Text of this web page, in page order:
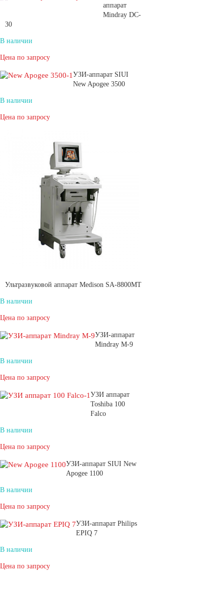
аппарат
Mindray DC-
30
В наличии
Цена по запросу
УЗИ-аппарат SIUI
New Apogee 3500
В наличии
Цена по запросу
Ультразвуковой аппарат Medison SA-8800MT
В наличии
Цена по запросу
УЗИ-аппарат
Mindray M-9
В наличии
Цена по запросу
УЗИ аппарат
Toshiba 100
Falco
В наличии
Цена по запросу
УЗИ-аппарат SIUI New
Apogee 1100
В наличии
Цена по запросу
УЗИ-аппарат Philips
EPIQ 7
В наличии
Цена по запросу